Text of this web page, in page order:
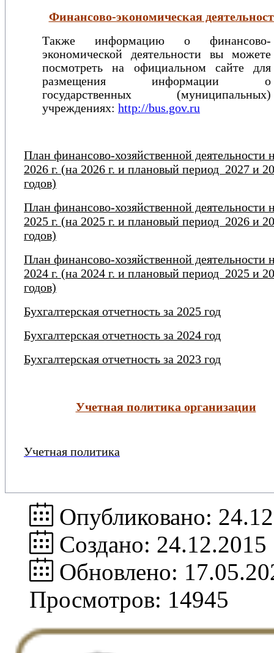
Финансово-экономическая
Также информацию о финансово-
экономической деятельности вы можете
посмотреть на официальном сайте для
размещения информации о
государственных (муниципальных)
учреждениях: http://bus.gov.ru
План финансово-хозяйственной деятельности
2026 г. (на 2026 г. и плановый период 2027 и
годов)
План финансово-хозяйственной деятельности
2025 г. (на 2025 г. и плановый период 2026 и
годов)
План финансово-хозяйственной деятельности
2024 г. (на 2024 г. и плановый период 2025 и
годов)
Бухгалтерская отчетность за 2025 год
Бухгалтерская отчетность за 2024 год
Бухгалтерская отчетность за 2023 год
Учетная политика организации
Учетная политика
Опубликовано:
Создано: 24.12.2015
Обновлено:
Просмотров: 14945